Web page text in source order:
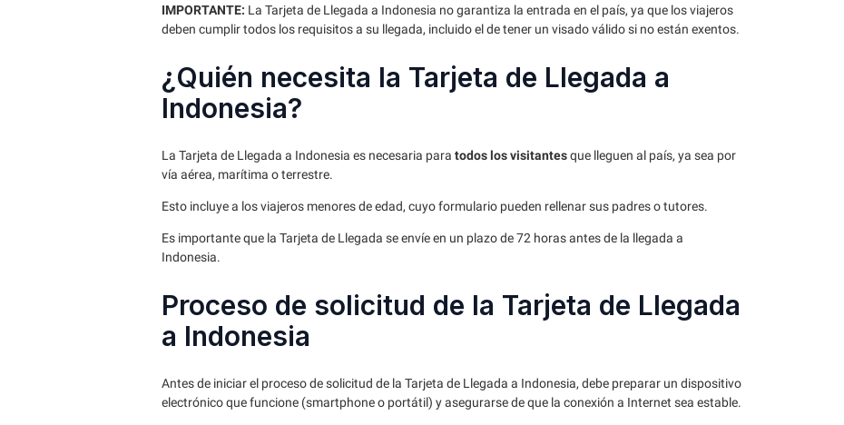
IMPORTANTE: La Tarjeta de Llegada a Indonesia no garantiza la entrada en el país, ya que los viajeros
deben cumplir todos los requisitos a su llegada, incluido el de tener un visado válido si no están exentos.
¿Quién necesita la Tarjeta de Llegada a
Indonesia?
La Tarjeta de Llegada a Indonesia es necesaria para todos los visitantesque lleguen al país, ya sea por
vía aérea, marítima o terrestre.
Esto incluye a los viajeros menores de edad, cuyo formulario pueden rellenar sus padres o tutores.
Es importante que la Tarjeta de Llegada se envíe en un plazo de 72 horas antes de la llegada a
Indonesia.
Proceso de solicitud de la Tarjeta de Llegada
a Indonesia
Antes de iniciar el proceso de solicitud de la Tarjeta de Llegada a Indonesia, debe preparar un dispositivo
electrónico que funcione (smartphone o portátil) y asegurarse de que la conexión a Internet sea estable.